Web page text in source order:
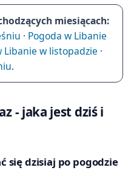
miesiącach:
· Pogoda w Libanie
Libanie w listopadzie ·
.
- jaka jest dziś i
się dzisiaj po pogodzie